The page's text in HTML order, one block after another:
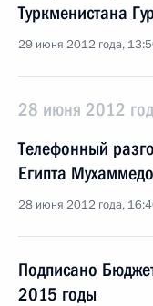
Туркменистана
29 июня 2012 года,
28 июня 2012
Телефонный
Египта
28 июня 2012 года,
Подписано
2015 годы